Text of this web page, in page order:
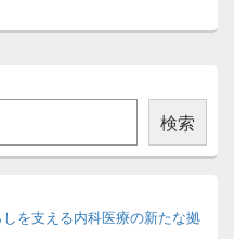
検索
を支える内科医療の新たな拠